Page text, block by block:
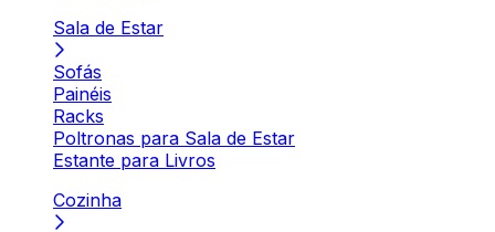
Sala de Estar
Sofás
Painéis
Racks
Poltronas para Sala de Estar
Estante para Livros
Cozinha